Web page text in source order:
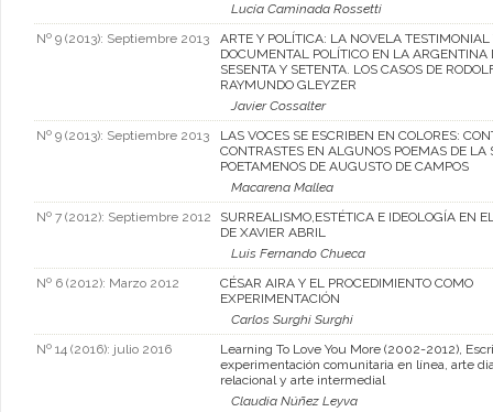
Lucía Caminada Rossetti
Nº 9 (2013): Septiembre 2013
ARTE Y POLÍTICA: LA NOVELA TESTIMONIAL
DOCUMENTAL POLÍTICO EN LA ARGENTINA
SESENTA Y SETENTA. LOS CASOS DE
RAYMUNDO GLEYZER
Javier Cossalter
Nº 9 (2013): Septiembre 2013
LAS VOCES SE ESCRIBEN EN COLORES:
CONTRASTES EN ALGUNOS POEMAS DE LA
POETAMENOS DE AUGUSTO DE CAMPOS
Macarena Mallea
Nº 7 (2012): Septiembre 2012
SURREALISMO,ESTÉTICA E IDEOLOGÍA EN
DE XAVIER ABRIL
Luis Fernando Chueca
Nº 6 (2012): Marzo 2012
CÉSAR AIRA Y EL PROCEDIMIENTO COMO
EXPERIMENTACIÓN
Carlos Surghi Surghi
Nº 14 (2016): julio 2016
Learning To Love You More (2002-2012),
experimentación comunitaria en línea, arte
relacional y arte intermedial
Claudia Núñez Leyva